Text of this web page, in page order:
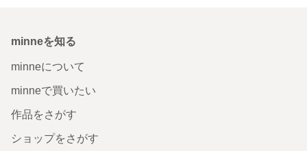
minneを知る
minneについて
minneで買いたい
作品をさがす
ショップをさがす